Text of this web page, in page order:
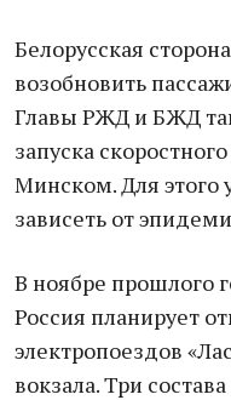
Белорусская
возобновить
Главы РЖД и БЖД
запуска
Минском. Для этого
зависеть от
В ноябре прошлого
Россия планирует
электропоездов
вокзала. Три